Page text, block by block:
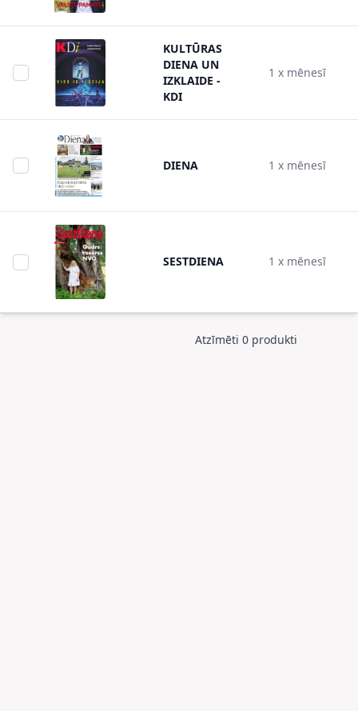
KULTŪRAS
DIENA UN
IZKLAIDE -
KDI
1 x mēnesī
DIENA 1 x mēnesī
SESTDIENA 1 x mēnesī
Atzīmēti 0 produkti